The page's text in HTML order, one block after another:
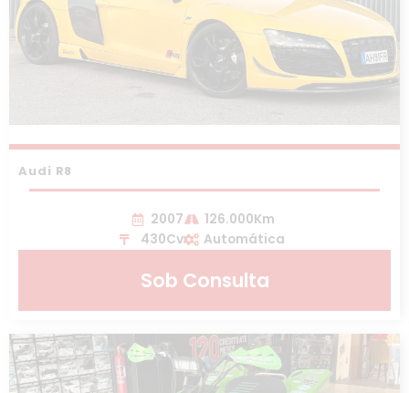
Audi R8
2007
126.000Km
430Cv
Automática
Sob Consulta